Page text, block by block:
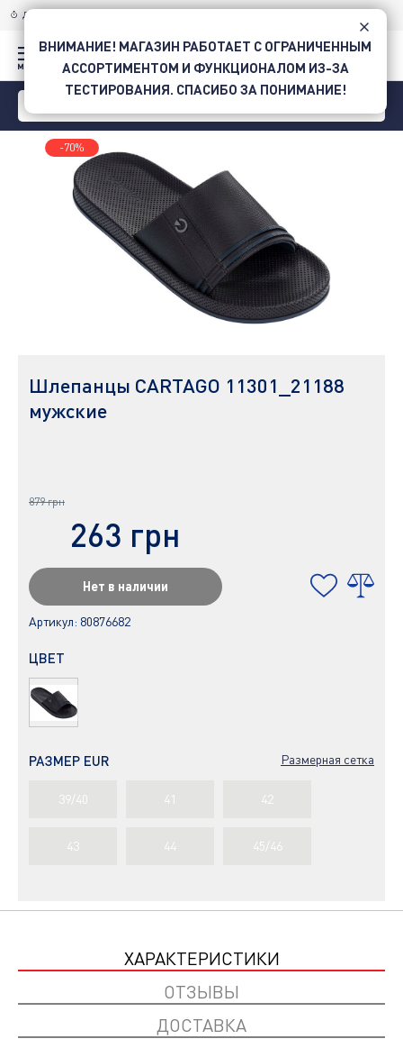
ДОСТАВКА ПО УКРАИНЕ
-70%
Шлепанцы CARTAGO 11301_21188
мужские
879 грн
263 грн
Нет в наличии
Артикул: 80876682
ЦВЕТ
РАЗМЕР EUR Размерная сетка
39/40 41 42
43 44 45/46
ХАРАКТЕРИСТИКИ
ОТЗЫВЫ
ДОСТАВКА
ВНИМАНИЕ! МАГАЗИН РАБОТАЕТ С ОГРАНИЧЕННЫМ
АССОРТИМЕНТОМ И ФУНКЦИОНАЛОМ ИЗ-ЗА
ТЕСТИРОВАНИЯ. СПАСИБО ЗА ПОНИМАНИЕ!